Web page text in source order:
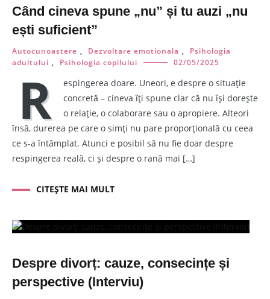
Când cineva spune „nu” și tu auzi „nu
ești suficient”
Autocunoastere , Dezvoltare emotionala ,
Psihologia
adultului , Psihologia copilului 02/05/2025
R
espingerea doare. Uneori, e despre o situație
concretă – cineva îți spune clar că nu își dorește
o relație, o colaborare sau o apropiere. Alteori
însă, durerea pe care o simți nu pare proporțională cu ceea
ce s-a întâmplat. Atunci e posibil să nu fie doar despre
respingerea reală, ci și despre o rană mai […]
CITEȘTE MAI MULT
Despre divorț: cauze, consecințe și
perspective (Interviu)